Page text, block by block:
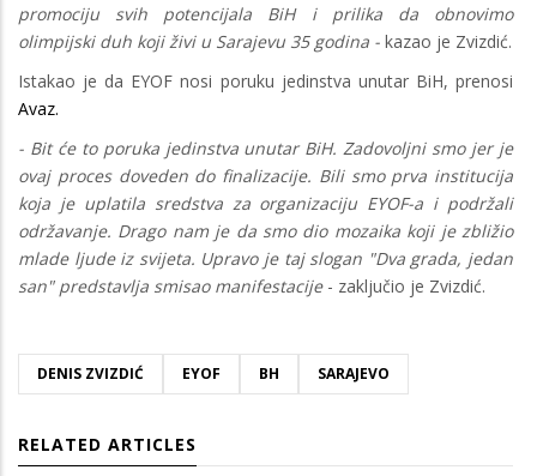
promociju svih potencijala BiH i prilika da obnovimo
olimpijski duh koji živi u Sarajevu 35 godina - kazao je Zvizdić.
Istakao je da EYOF nosi poruku jedinstva unutar BiH, prenosi
Avaz.
- Bit će to poruka jedinstva unutar BiH. Zadovoljni smo jer je
ovaj proces doveden do finalizacije. Bili smo prva institucija
koja je uplatila sredstva za organizaciju EYOF-a i podržali
održavanje. Drago nam je da smo dio mozaika koji je zbližio
mlade ljude iz svijeta. Upravo je taj slogan "Dva grada, jedan
san" predstavlja smisao manifestacije - zaključio je Zvizdić.
DENIS ZVIZDIĆ EYOF BH SARAJEVO
RELATED ARTICLES